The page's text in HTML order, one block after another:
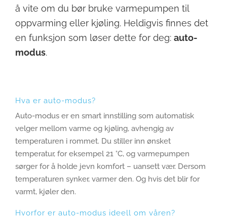
å vite om du bør bruke varmepumpen til
oppvarming eller kjøling. Heldigvis finnes det
en funksjon som løser dette for deg: auto-
modus.
Hva er auto-modus?
Auto-modus er en smart innstilling som automatisk
velger mellom varme og kjøling, avhengig av
temperaturen i rommet. Du stiller inn ønsket
temperatur, for eksempel 21 °C, og varmepumpen
sørger for å holde jevn komfort – uansett vær. Dersom
temperaturen synker, varmer den. Og hvis det blir for
varmt, kjøler den.
Hvorfor er auto-modus ideell om våren?